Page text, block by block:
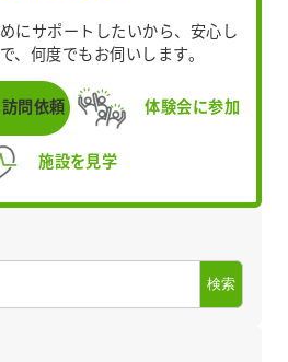
にサポートしたいから、安心し
、何度でもお伺いします。
問依頼 体験会に参加
施設を見学
検索